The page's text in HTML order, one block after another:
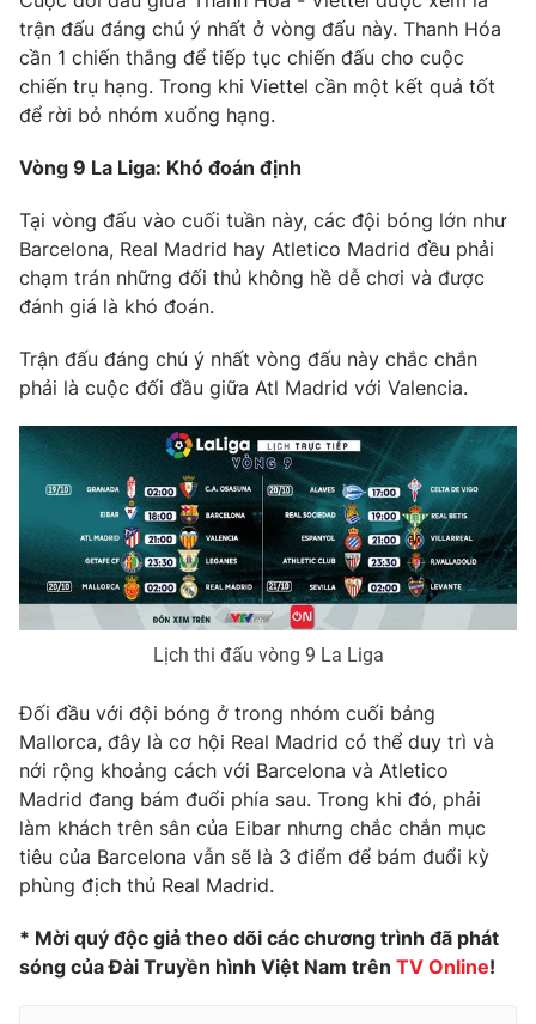
THỜI BÁO VTV
Theo dõi báo trên
Cơ quan chủ quản:Đài Truyền hình Việt Nam
Cơ quan báo chí:Thời báo VTV
Giấy phép hoạt động báo in và báo điện tử số 483/GP-BTTTT
Tổng Biên tập: Vũ Thanh Thủy
Nguyễn Trọng Ninh
Tổng đài VTV:024.38 355 931 - 024.38 355 932
Ðiện thoại Thời báo VTV:024.66 897 897
Email:
toasoan@vtv.vn
Liên hệ quảng cáo:024-7300.7108
thuận bằng văn bản. Ghi rõ nguồn VTV.vn khi phát hành lại
thông tin từ website này.
trận đấu đáng chú ý nhất ở vòng đấu này. Thanh Hóa
cần 1 chiến thắng để tiếp tục chiến đấu cho cuộc
chiến trụ hạng. Trong khi Viettel cần một kết quả tốt
để rời bỏ nhóm xuống hạng.
Vòng 9 La Liga: Khó đoán định
Tại vòng đấu vào cuối tuần này, các đội bóng lớn như ​
Barcelona, ​Real Madrid hay Atletico Madrid đều phải
chạm trán những đối thủ không hề dễ chơi và được
đánh giá là khó đoán.
Trận đấu đáng chú ý nhất vòng đấu này chắc chắn
phải là cuộc đối đầu giữa Atl Madrid với Valencia.
Lịch thi đấu vòng 9 La Liga
Đối đầu với đội bóng ở trong nhóm cuối bảng
Mallorca, đây là cơ hội Real Madrid có thể duy trì và
nới rộng khoảng cách với Barcelona và Atletico
Madrid đang bám đuổi phía sau. Trong khi đó, phải
làm khách trên sân của Eibar nhưng chắc chắn mục
tiêu của Barcelona vẫn sẽ là 3 điểm để bám đuổi kỳ
phùng địch thủ Real Madrid.
* Mời quý độc giả theo dõi các chương trình đã phát
sóng của Đài Truyền hình Việt Nam trên TV Online!